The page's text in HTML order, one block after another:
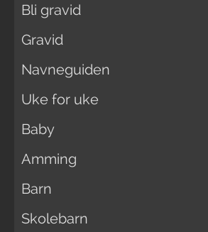
Bli gravid
Gravid
Navneguiden
Uke for uke
Baby
Amming
Barn
Skolebarn